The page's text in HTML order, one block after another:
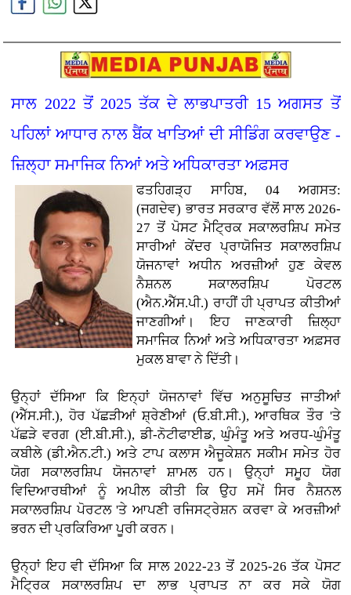
ਸਾਲ 2022 ਤੋਂ 2025 ਤੱਕ ਦੇ ਲਾਭਪਾਤਰੀ 15 ਅਗਸਤ ਤੋਂ
ਪਹਿਲਾਂ ਆਧਾਰ ਨਾਲ ਬੈਂਕ ਖਾਤਿਆਂ ਦੀ ਸੀਡਿੰਗ ਕਰਵਾਉਣ -
ਜ਼ਿਲ੍ਹਾ ਸਮਾਜਿਕ ਨਿਆਂ ਅਤੇ ਅਧਿਕਾਰਤਾ ਅਫ਼ਸਰ
ਫਤਹਿਗੜ੍ਹ ਸਾਹਿਬ, 04 ਅਗਸਤ:
(ਜਗਦੇਵ)ਭਾਰਤ ਸਰਕਾਰ ਵੱਲੋਂ ਸਾਲ 2026-
27 ਤੋਂ ਪੋਸਟ ਮੈਟ੍ਰਿਕ ਸਕਾਲਰਸ਼ਿਪ ਸਮੇਤ
ਸਾਰੀਆਂ ਕੇਂਦਰ ਪ੍ਰਾਯੋਜਿਤ ਸਕਾਲਰਸ਼ਿਪ
ਯੋਜਨਾਵਾਂ ਅਧੀਨ ਅਰਜ਼ੀਆਂ ਹੁਣ ਕੇਵਲ
ਨੈਸ਼ਨਲ ਸਕਾਲਰਸ਼ਿਪ ਪੋਰਟਲ
(ਐਨ.ਐੱਸ.ਪੀ.) ਰਾਹੀਂ ਹੀ ਪ੍ਰਾਪਤ ਕੀਤੀਆਂ
ਜਾਣਗੀਆਂ। ਇਹ ਜਾਣਕਾਰੀ ਜ਼ਿਲ੍ਹਾ
ਸਮਾਜਿਕ ਨਿਆਂ ਅਤੇ ਅਧਿਕਾਰਤਾ ਅਫ਼ਸਰ
ਮੁਕਲ ਬਾਵਾ ਨੇ ਦਿੱਤੀ।
ਉਨ੍ਹਾਂ ਦੱਸਿਆ ਕਿ ਇਨ੍ਹਾਂ ਯੋਜਨਾਵਾਂ ਵਿੱਚ ਅਨੁਸੂਚਿਤ ਜਾਤੀਆਂ
(ਐੱਸ.ਸੀ.), ਹੋਰ ਪੱਛੜੀਆਂ ਸ਼੍ਰੇਣੀਆਂ (ਓ.ਬੀ.ਸੀ.), ਆਰਥਿਕ ਤੌਰ 'ਤੇ
ਪੱਛੜੇ ਵਰਗ (ਈ.ਬੀ.ਸੀ.), ਡੀ-ਨੋਟੀਫਾਈਡ, ਘੁੰਮੰਤੂ ਅਤੇ ਅਰਧ-ਘੁੰਮੰਤੂ
ਕਬੀਲੇ (ਡੀ.ਐਨ.ਟੀ.) ਅਤੇ ਟਾਪ ਕਲਾਸ ਐਜੂਕੇਸ਼ਨ ਸਕੀਮ ਸਮੇਤ ਹੋਰ
ਯੋਗ ਸਕਾਲਰਸ਼ਿਪ ਯੋਜਨਾਵਾਂ ਸ਼ਾਮਲ ਹਨ। ਉਨ੍ਹਾਂ ਸਮੂਹ ਯੋਗ
ਵਿਦਿਆਰਥੀਆਂ ਨੂੰ ਅਪੀਲ ਕੀਤੀ ਕਿ ਉਹ ਸਮੇਂ ਸਿਰ ਨੈਸ਼ਨਲ
ਸਕਾਲਰਸ਼ਿਪ ਪੋਰਟਲ 'ਤੇ ਆਪਣੀ ਰਜਿਸਟ੍ਰੇਸ਼ਨ ਕਰਵਾ ਕੇ ਅਰਜ਼ੀਆਂ
ਭਰਨ ਦੀ ਪ੍ਰਕਿਰਿਆ ਪੂਰੀ ਕਰਨ।
ਉਨ੍ਹਾਂ ਇਹ ਵੀ ਦੱਸਿਆ ਕਿ ਸਾਲ 2022-23 ਤੋਂ 2025-26 ਤੱਕ ਪੋਸਟ
ਮੈਟ੍ਰਿਕ ਸਕਾਲਰਸ਼ਿਪ ਦਾ ਲਾਭ ਪ੍ਰਾਪਤ ਨਾ ਕਰ ਸਕੇ ਯੋਗ